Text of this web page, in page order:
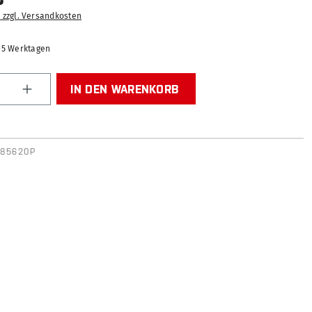
Versandkosten
Werktagen
Gib den gewünschten Wert ein
IN DEN WARENKORB